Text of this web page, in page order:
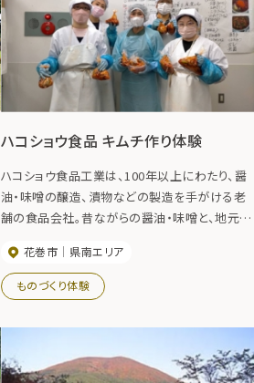
ハコショウ食品 キムチ作り体験
ハコショウ食品工業は、100年以上にわたり、醤
油・味噌の醸造、漬物などの製造を手がける老
舗の食品会社。昔ながらの醤油・味噌と、地元産
年４月にオープンした直売所では、限定商品を
販売しているほか、漬物試食やキムチ作り体験
ができます。（キムチ作り体験は要事前予約）
花巻市 県南エリア
ものづくり体験